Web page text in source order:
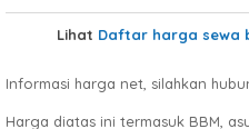
Lihat Daftar harga sewa
Informasi harga net, silahkan
Harga diatas ini termasuk BBM,